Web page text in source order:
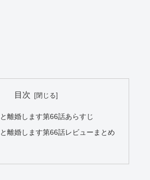
目次
離婚します第66話あらすじ
離婚します第66話レビューまとめ